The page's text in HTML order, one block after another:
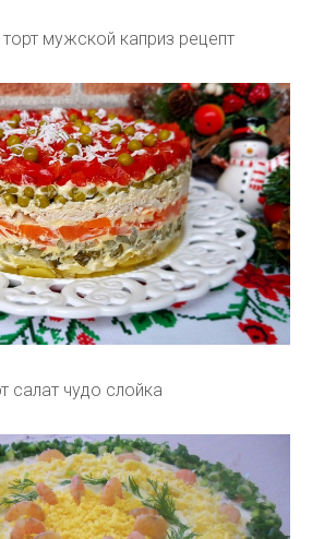
мужской каприз рецепт
салат чудо слойка